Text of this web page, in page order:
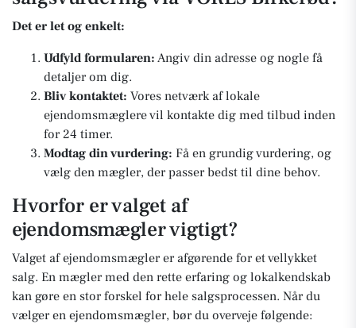
Det er let og enkelt:
Udfyld formularen: Angiv din adresse og nogle få
detaljer om dig.
Bliv kontaktet: Vores netværk af lokale
ejendomsmæglere vil kontakte dig med tilbud inden
for 24 timer.
Modtag din vurdering: Få en grundig vurdering, og
vælg den mægler, der passer bedst til dine behov.
Hvorfor er valget af
ejendomsmægler vigtigt?
Valget af ejendomsmægler er afgørende for et vellykket
salg. En mægler med den rette erfaring og lokalkendskab
kan gøre en stor forskel for hele salgsprocessen. Når du
vælger en ejendomsmægler, bør du overveje følgende: